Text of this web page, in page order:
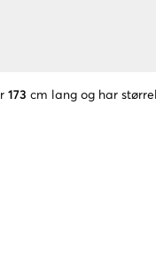
173 cm lang og har